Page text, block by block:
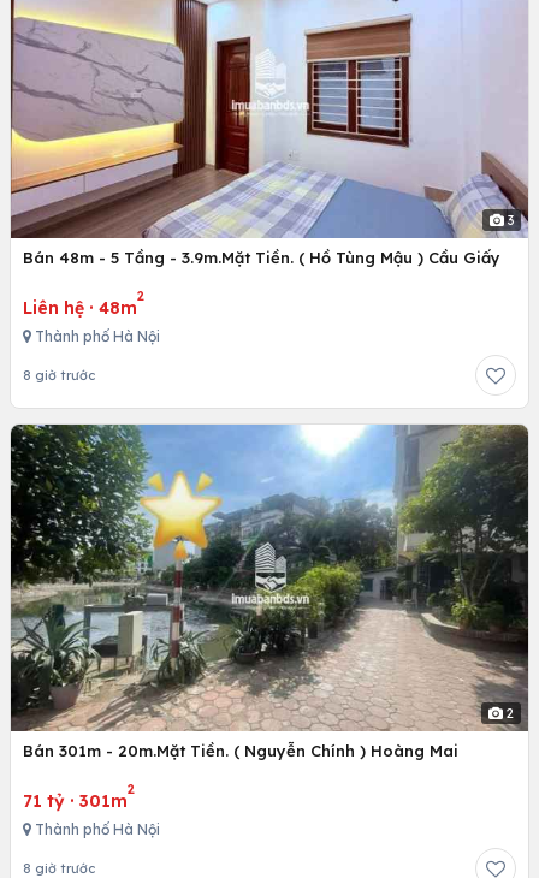
3
Bán 48m - 5 Tầng - 3.9m.Mặt Tiền. ( Hồ Tùng Mậu ) Cầu Giấy
Liên hệ · 48m
2
Thành phố Hà Nội
8 giờ trước
2
Bán 301m - 20m.Mặt Tiền. ( Nguyễn Chính ) Hoàng Mai
71 tỷ · 301m
2
Thành phố Hà Nội
8 giờ trước